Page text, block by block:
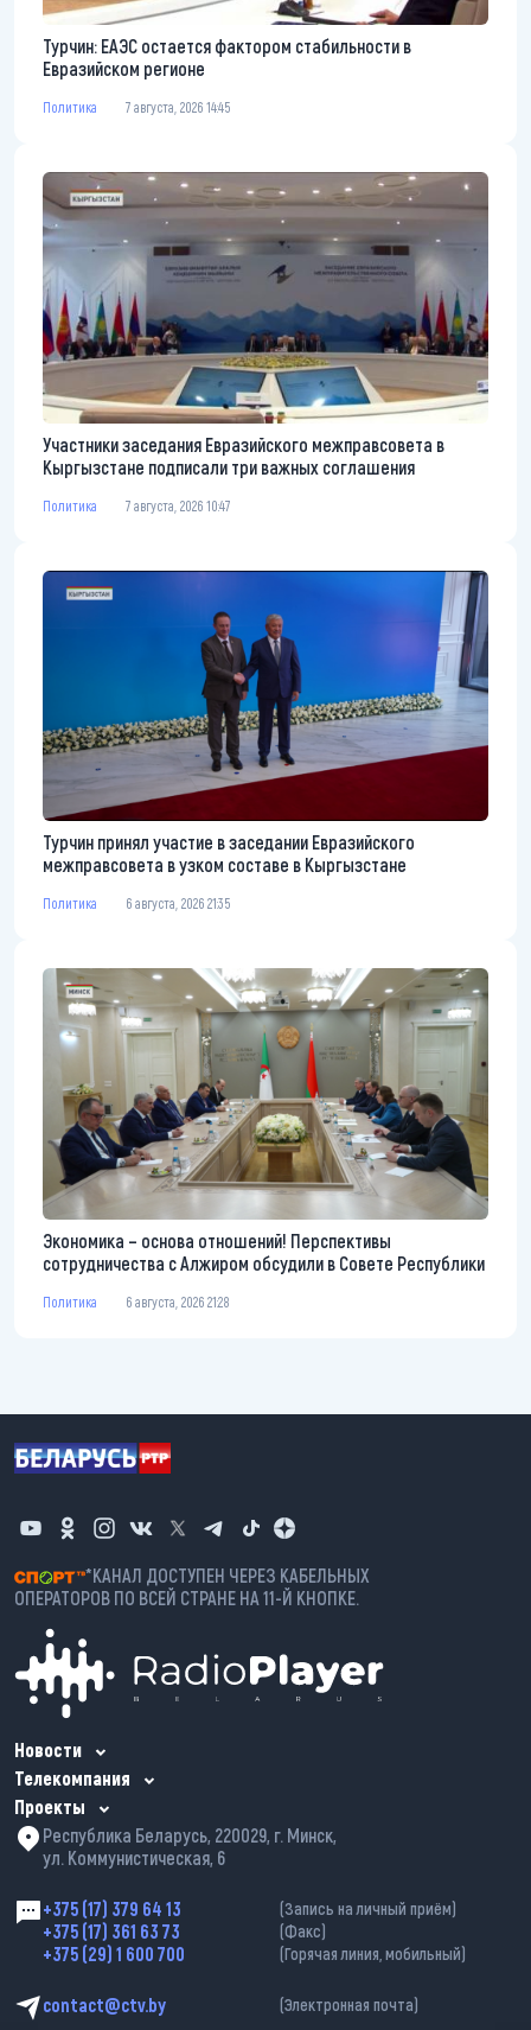
Турчин: ЕАЭС остается фактором стабильности в
Евразийском регионе
Политика 7 августа, 2026 14:45
Участники заседания Евразийского межправсовета в
Кыргызстане подписали три важных соглашения
Политика 7 августа, 2026 10:47
Турчин принял участие в заседании Евразийского
межправсовета в узком составе в Кыргызстане
Политика 6 августа, 2026 21:35
Экономика – основа отношений! Перспективы
сотрудничества с Алжиром обсудили в Совете Республики
Политика 6 августа, 2026 21:28
*КАНАЛ ДОСТУПЕН ЧЕРЕЗ КАБЕЛЬНЫХ
ОПЕРАТОРОВ ПО ВСЕЙ СТРАНЕ НА 11-Й КНОПКЕ.
Новости
Телекомпания
Проекты
Республика Беларусь, 220029, г. Минск,
ул. Коммунистическая, 6
+375 (17) 379 64 13 (Запись на личный приём)
+375 (17) 361 63 73 (Факс)
+375 (29) 1 600 700 (Горячая линия, мобильный)
contact@ctv.by (Электронная почта)